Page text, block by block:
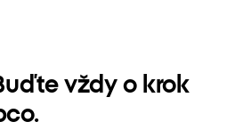
vždy o krok